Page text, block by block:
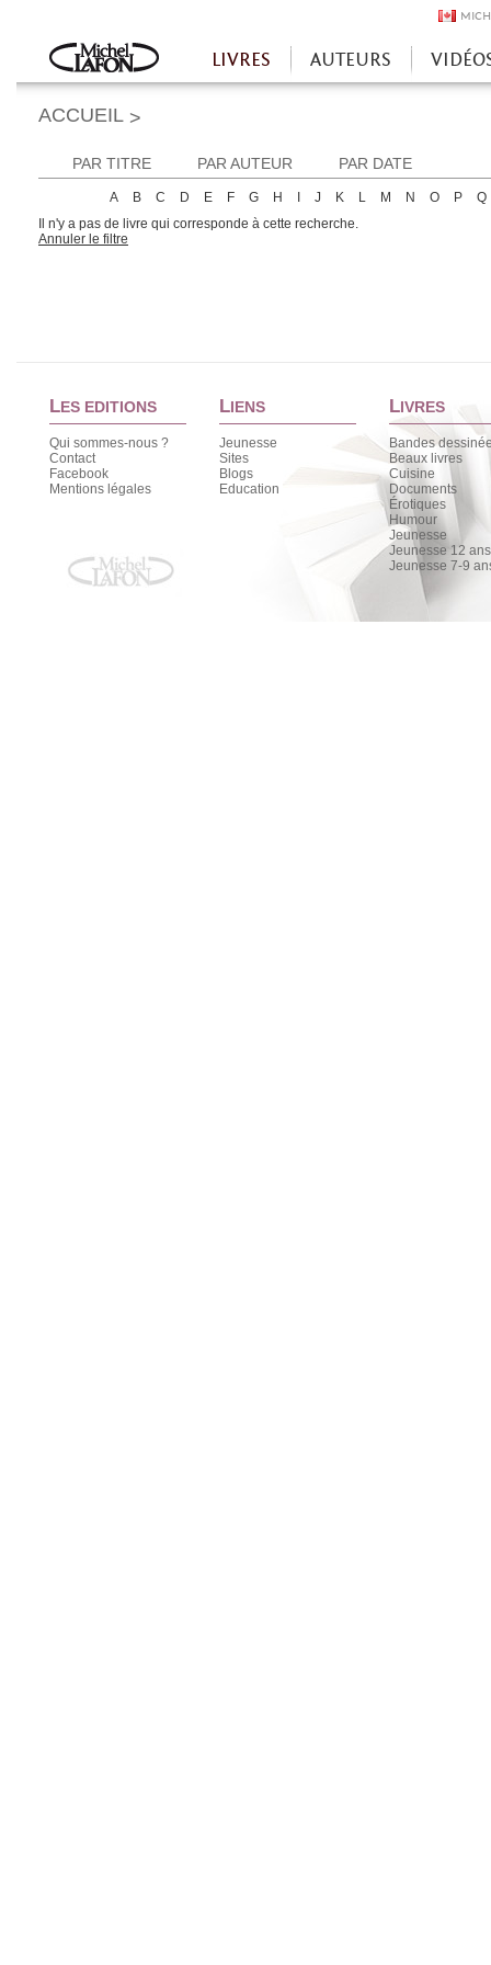
Accueil
LIVRES AUTEURS
ACCUEIL >
PAR TITRE PAR AUTEUR PAR DATE
A B C D E F G H J K L M N O P
Q
Il n'y a pas de livre qui corresponde à cette recherche.
Annuler le filtre
LES EDITIONS
Qui sommes-nous ?
Contact
Facebook
Mentions légales
LIENS
Jeunesse
Sites
Blogs
Education
LIVRES
Bandes
Beaux livres
Cuisine
Documents
Érotiques
Humour
Jeunesse
Jeunesse 12
Jeunesse 7-9